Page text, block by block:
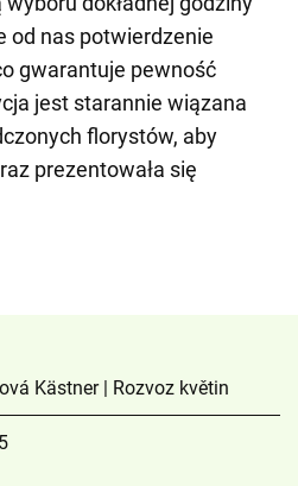
od nas potwierdzenie
gwarantuje pewność
jest starannie wiązana
florystów, aby
prezentowała się
Kästner | Rozvoz květin